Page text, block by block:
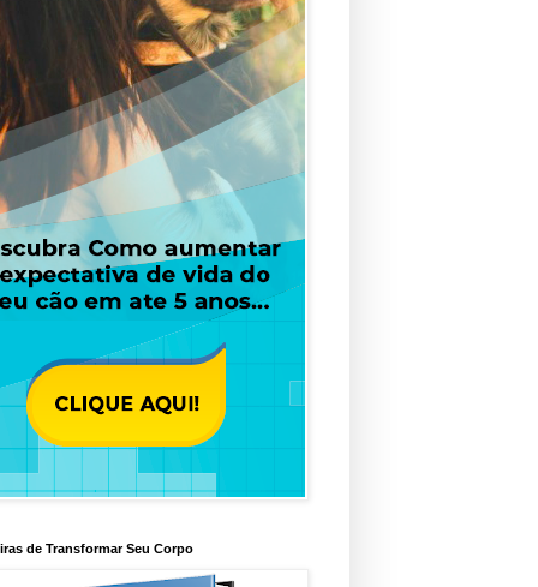
de Transformar Seu Corpo